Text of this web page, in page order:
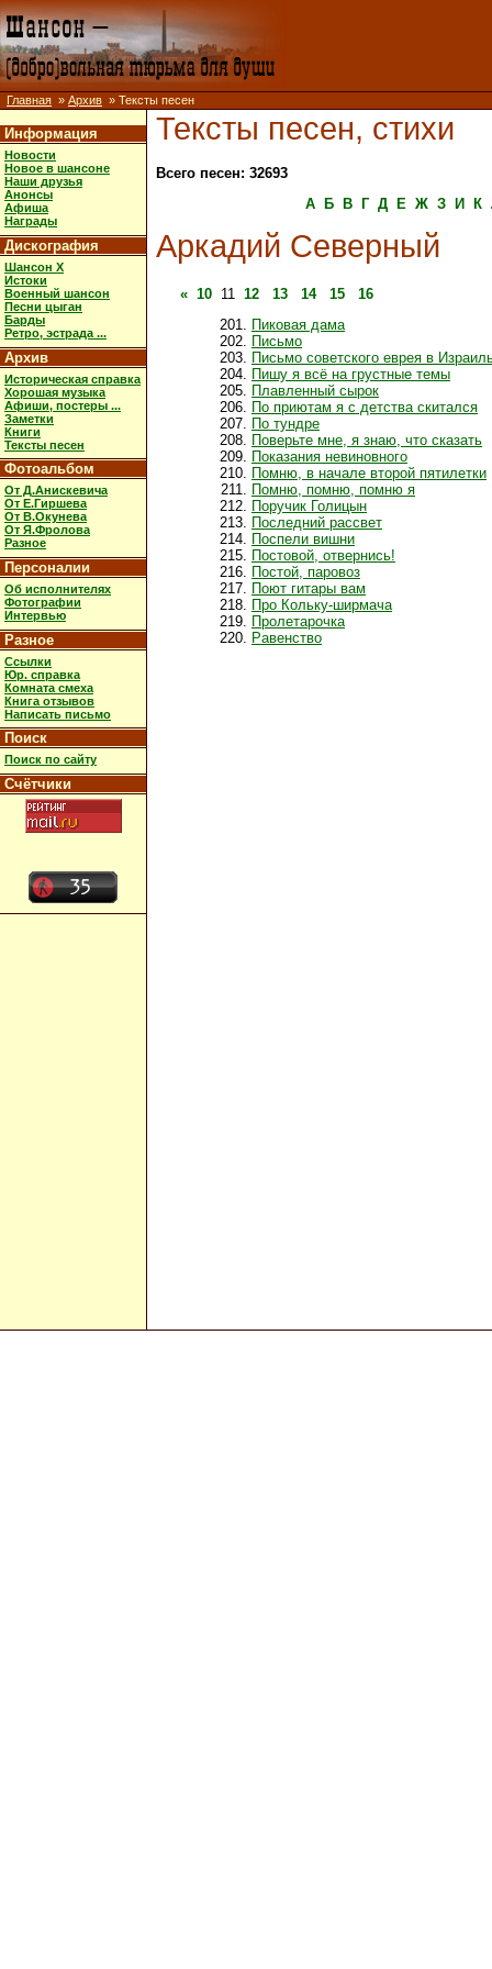
Главная » Архив » Тексты песен
Информация
Новости
Новое в шансоне
Наши друзья
Анонсы
Афиша
Награды
Дискография
Шансон X
Истоки
Военный шансон
Песни цыган
Барды
Ретро, эстрада ...
Архив
Историческая справка
Хорошая музыка
Афиши, постеры ...
Заметки
Книги
Тексты песен
Фотоальбом
От Д.Анискевича
От Е.Гиршева
От В.Окунева
От Я.Фролова
Разное
Персоналии
Об исполнителях
Фотографии
Интервью
Разное
Ссылки
Юр. справка
Комната смеха
Книга отзывов
Написать письмо
Поиск
Поиск по сайту
Счётчики
Тексты песен, стихи
Всего песен: 32693
А
Б В Г Д Е Ж З И К
Аркадий Северный
« 10 11 12 13 14 15
16
Пиковая дама
Письмо
Письмо советского еврея в
Пишу я всё на грустные темы
Плавленный сырок
По приютам я с детства скитался
По тундре
Поверьте мне, я знаю, что сказать
Показания невиновного
Помню, в начале второй пятилетки
Помню, помню, помню я
Поручик Голицын
Последний рассвет
Поспели вишни
Постовой, отвернись!
Постой, паровоз
Поют гитары вам
Про Кольку-ширмача
Пролетарочка
Равенство